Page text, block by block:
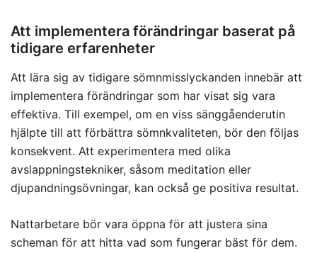
Att implementera förändringar baserat på
tidigare erfarenheter
Att lära sig av tidigare sömnmisslyckanden innebär att
implementera förändringar som har visat sig vara
effektiva. Till exempel, om en viss sänggåenderutin
hjälpte till att förbättra sömnkvaliteten, bör den följas
konsekvent. Att experimentera med olika
avslappningstekniker, såsom meditation eller
djupandningsövningar, kan också ge positiva resultat.
Nattarbetare bör vara öppna för att justera sina
scheman för att hitta vad som fungerar bäst för dem.